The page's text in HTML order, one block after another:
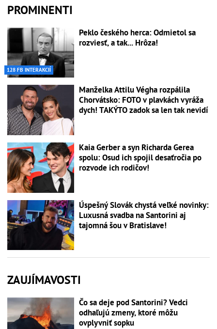
PROMINENTI
128 FB INTERAKCIÍ
Peklo českého herca: Odmietol sa
rozviesť, a tak... Hrôza!
Manželka Attilu Végha rozpálila
Chorvátsko: FOTO v plavkách vyráža
dych! TAKÝTO zadok sa len tak nevidí
Kaia Gerber a syn Richarda Gerea
spolu: Osud ich spojil desaťročia po
rozvode ich rodičov!
Úspešný Slovák chystá veľké novinky:
Luxusná svadba na Santorini aj
tajomná šou v Bratislave!
ZAUJÍMAVOSTI
Čo sa deje pod Santorini? Vedci
odhaľujú zmeny, ktoré môžu
ovplyvniť sopku